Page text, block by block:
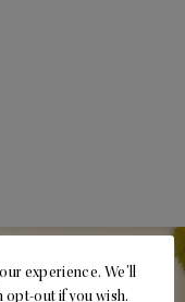
experience. We'll
opt-out if you wish.